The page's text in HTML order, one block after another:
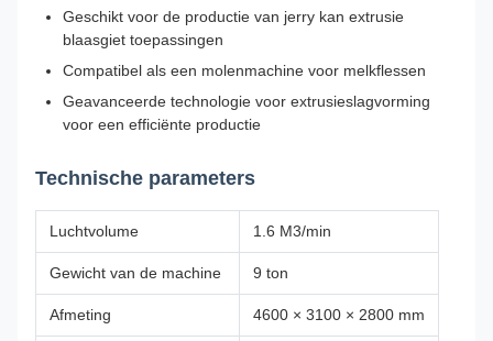
Geschikt voor de productie van jerry kan extrusie
blaasgiet toepassingen
Compatibel als een molenmachine voor melkflessen
Geavanceerde technologie voor extrusieslagvorming
voor een efficiënte productie
Technische parameters
Luchtvolume 1.6 M3/min
Gewicht van de machine 9 ton
Afmeting 4600 × 3100 × 2800 mm